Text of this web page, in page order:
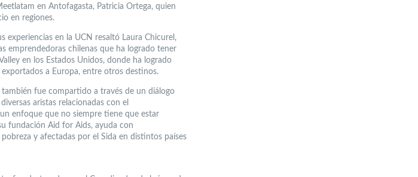
en Antofagasta, Patricia Ortega, quien
en regiones.
experiencias en la UCN resaltó Laura Chicurel,
emprendedoras chilenas que ha logrado tener
en los Estados Unidos, donde ha logrado
a Europa, entre otros destinos.
fue compartido a través de un diálogo
aristas relacionadas con el
enfoque que no siempre tiene que estar
fundación Aid for Aids, ayuda con
y afectadas por el Sida en distintos países